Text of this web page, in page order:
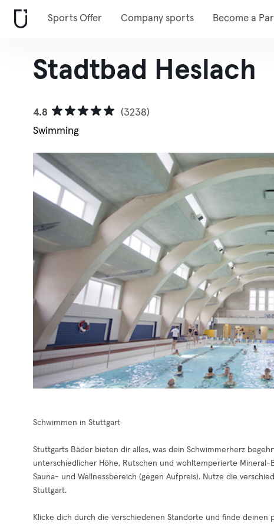
Sports Offer Company sports Become a
Stadtbad Heslach
4.8
(3238)
Swimming
Schwimmen in Stuttgart
Stuttgarts Bäder bieten dir alles, was dein Schwimmerherz
unterschiedlicher Höhe, Rutschen und wohltemperierte
Sauna- und Wellnessbereich (gegen Aufpreis). Nutze die
Stuttgart.
Klicke dich durch die verschiedenen Standorte und finde deinen